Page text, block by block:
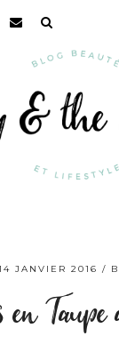
JANVIER 2016
Taupe